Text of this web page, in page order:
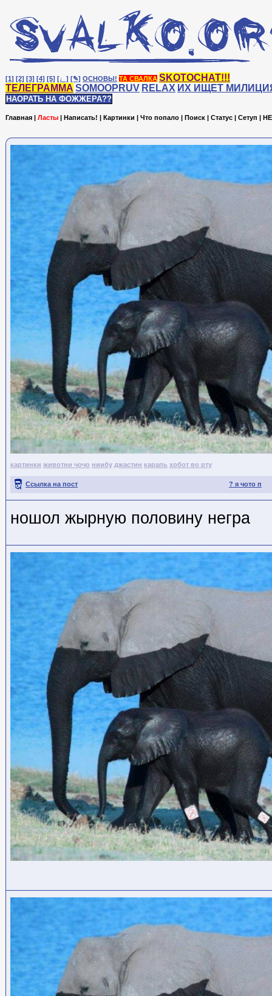
[1] [2] [3] [4] [5] [♩] [✎] ОСНОВЫ! ТА СВАЛКА SKOTOCHAT!!!
ТЕЛЕГРАММА SOMOOPRUV RELAX ИХ ИЩЕТ
НАОРАТЬ НА ФОЖЖЕРА??
Главная | Ласты | Написать! | Картинки | Что попало | Поиск | Статус | Сетуп |
картинки животни чочо ниибу джастин карапь хобот во рту
? я чото п
Ссылка на пост
ношол жырную половину негра